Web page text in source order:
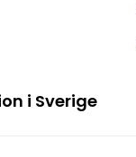
i Sverige